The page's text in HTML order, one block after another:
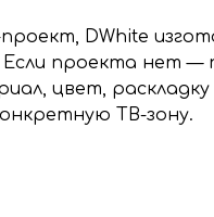
DWhite
проекта нет —
цвет, раскладку
ТВ-зону.